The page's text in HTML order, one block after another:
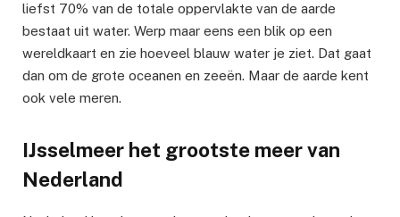
liefst 70% van de totale oppervlakte van de aarde
bestaat uit water. Werp maar eens een blik op een
wereldkaart en zie hoeveel blauw water je ziet. Dat gaat
dan om de grote oceanen en zeeën. Maar de aarde kent
ook vele meren.
IJsselmeer het grootste meer van
Nederland